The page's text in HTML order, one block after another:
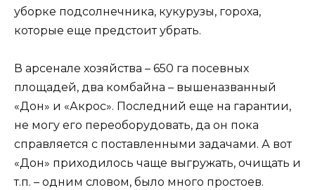
уборке подсолнечника, кукурузы, гороха,
которые еще предстоит убрать.
В арсенале хозяйства – 650 га посевных
площадей, два комбайна – вышеназванный
«Дон» и «Акрос». Последний еще на гарантии,
не могу его переоборудовать, да он пока
справляется с поставленными задачами. А вот
«Дон» приходилось чаще выгружать, очищать и
т.п. – одним словом, было много простоев.